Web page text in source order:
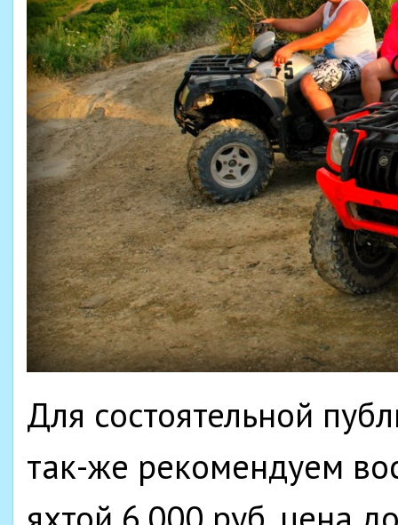
Для состоятельной
так-же рекомендуем